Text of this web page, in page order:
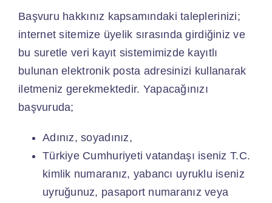
Başvuru hakkınız kapsamındaki taleplerinizi;
internet sitemize üyelik sırasında girdiğiniz ve
bu suretle veri kayıt sistemimizde kayıtlı
bulunan elektronik posta adresinizi kullanarak
iletmeniz gerekmektedir. Yapacağınızı
başvuruda;
Adınız, soyadınız,
Türkiye Cumhuriyeti vatandaşı iseniz T.C.
kimlik numaranız, yabancı uyruklu iseniz
uyruğunuz, pasaport numaranız veya